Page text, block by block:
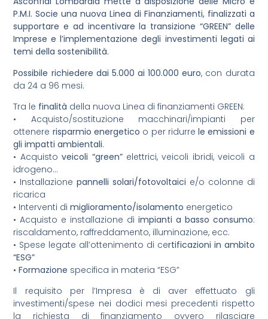
P.M.I. Socie una nuova Linea di Finanziamenti, finalizzati a
supportare e ad incentivare la transizione “GREEN” delle
Imprese e l’implementazione degli investimenti legati ai
temi della sostenibilità.
Possibile richiedere dai 5.000 ai 100.000 euro, con durata
da 24 a 96 mesi.
Tra le finalità della nuova Linea di finanziamenti GREEN:
• Acquisto/sostituzione macchinari/impianti per
ottenere risparmio energetico o per ridurre le emissioni e
gli impatti ambientali.
• Acquistoveicoli “green”elettrici, veicoli ibridi, veicoli a
idrogeno…
• Installazionepannelli solari/fotovoltaici e/o colonne di
ricarica
• Interventi dimiglioramento/isolamento energetico
• Acquisto e installazione di impianti a basso consumo:
riscaldamento, raffreddamento, illuminazione, ecc.
• Spese legate all’ottenimento di certificazioni in ambito
“ESG”
•Formazione specifica in materia “ESG”
Il requisito per l’Impresa è di aver effettuato gli
investimenti/spese nei dodici mesi precedenti rispetto
la richiesta di finanziamento ovvero rilasciare